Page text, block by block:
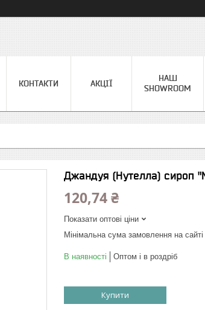
КОНТАКТИ АКЦІЇ
НАШ
SHOWROOM
Джандуя (Нутелла) сироп
120,74 ₴
Показати оптові ціни
Мінімальна сума замовлення на
В наявності Оптом і в роздріб
Купити